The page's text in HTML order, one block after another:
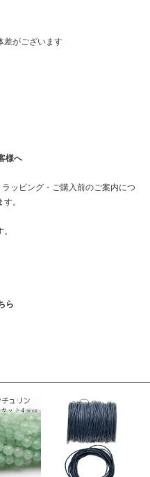
差がございます
様へ
ッピング・ご購入前のご案内につ
。
ら